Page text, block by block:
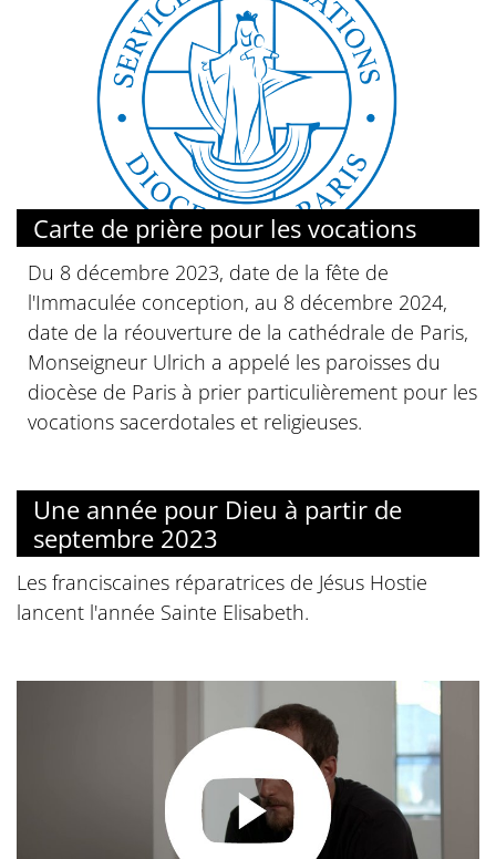
Carte de prière pour les vocations
Du 8 décembre 2023, date de la fête de
l'Immaculée conception, au 8 décembre 2024,
date de la réouverture de la cathédrale de Paris,
Monseigneur Ulrich a appelé les paroisses du
diocèse de Paris à prier particulièrement pour les
vocations sacerdotales et religieuses.
Une année pour Dieu à partir de
septembre 2023
Les franciscaines réparatrices de Jésus Hostie
lancent l'année Sainte Elisabeth.